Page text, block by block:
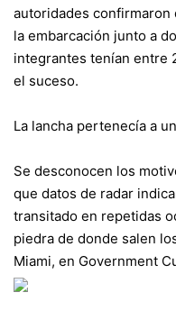
autoridades
la embarcación junto a
integrantes tenían entre
el suceso.
La lancha pertenecía a
Se desconocen los
que datos de radar
transitado en repetidas
piedra de donde salen
Miami, en Government